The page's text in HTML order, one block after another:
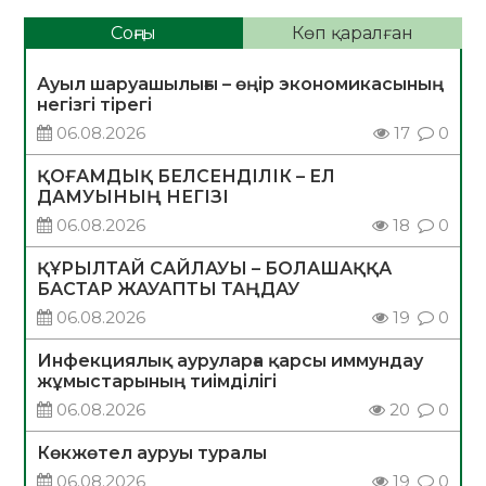
Соңғы Көп қаралған
Ауыл шаруашылығы – өңір экономикасының
негізгі тірегі
06.08.2026
17 0
ҚОҒАМДЫҚ БЕЛСЕНДІЛІК – ЕЛ
ДАМУЫНЫҢ НЕГІЗІ
06.08.2026
18 0
ҚҰРЫЛТАЙ САЙЛАУЫ – БОЛАШАҚҚА
БАСТАР ЖАУАПТЫ ТАҢДАУ
06.08.2026
19 0
Инфекциялық ауруларға қарсы иммундау
жұмыстарының тиімділігі
06.08.2026
20 0
Көкжөтел ауруы туралы
06.08.2026
19 0